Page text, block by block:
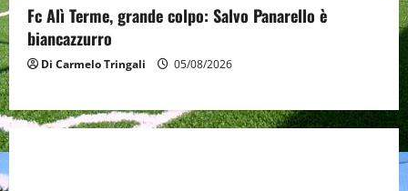
Fc Alì Terme, grande colpo: Salvo Panarello è
biancazzurro
Di Carmelo Tringali 05/08/2026